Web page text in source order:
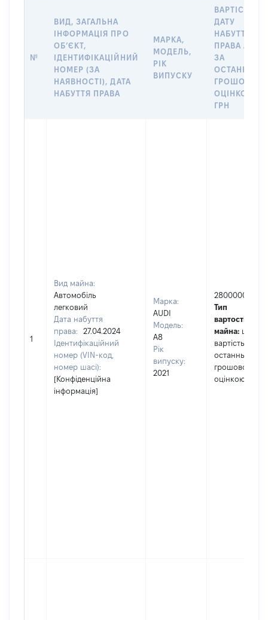
№
ВИД, ЗАГАЛЬНА
ІНФОРМАЦІЯ ПРО
ОБʼЄКТ,
ІДЕНТИФІКАЦІЙНИЙ
НОМЕР (ЗА
НАЯВНОСТІ), ДАТА
НАБУТТЯ ПРАВА
МАРКА,
МОДЕЛЬ,
РІК
ВИПУСКУ
ВАРТІСТЬ НА
ДАТУ
НАБУТТЯ
ПРАВА АБО
ЗА
ГРОШОВОЮ
ОЦІНКОЮ,
ГРН
1
Вид майна:
Автомобіль
легковий
Дата набуття
права:
27.04.2024
Ідентифікаційний
номер (VIN-код,
номер шасі):
[Конфіденційна
інформація]
Марка:
AUDI
Модель:
A8
Рік
випуску:
2021
2800000
Тип
вартості
майна: це
вартість за
останньою
грошовою
оцінкою